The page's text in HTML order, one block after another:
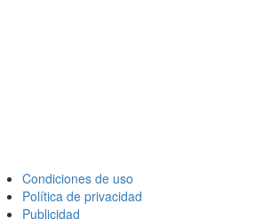
Condiciones de uso
Política de privacidad
Publicidad